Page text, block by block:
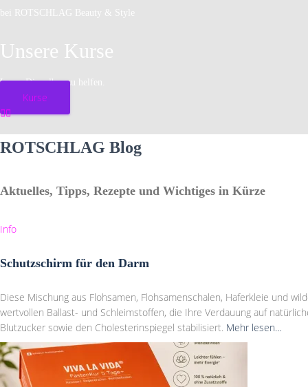
bei ROTSCHLAG Beauty & Style
Unsere Kurse
Lerne Dir selber zu helfen.
Kurse
ROTSCHLAG Blog
Aktuelles, Tipps, Rezepte und Wichtiges in Kürze
Info
Schutzschirm für den Darm
Diese Mischung aus Flohsamen, Flohsamenschalen, Haferkleie und
wertvollen Ballast- und Schleimstoffen, die Ihre Verdauung auf
Blutzucker sowie den Cholesterinspiegel stabilisiert. Mehr lesen…